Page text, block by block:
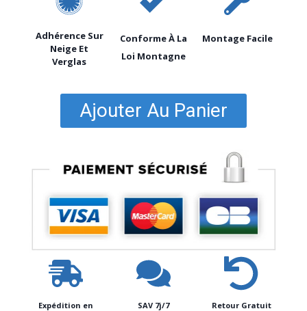
Adhérence Sur
Neige Et
Verglas
Conforme À La
Loi Montagne
Montage Facile
Ajouter Au Panier
Expédition en
SAV 7j/7 Retour Gratuit